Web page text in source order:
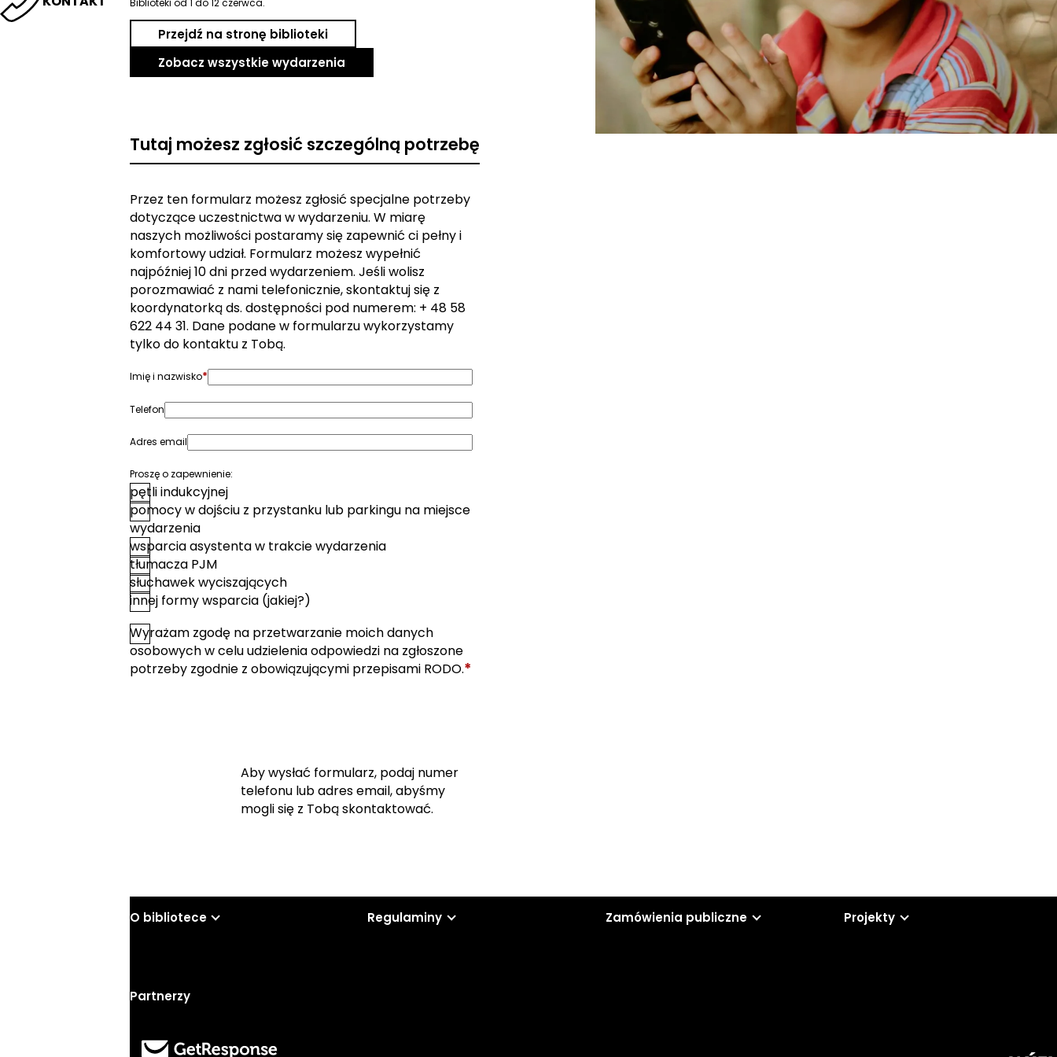
Biblioteki od 1 do 12 czerwca.
Przejdź na stronę biblioteki
Zobacz wszystkie wydarzenia
Tutaj możesz zgłosić szczególną potrzebę
Przez ten formularz możesz zgłosić specjalne potrzeby
dotyczące uczestnictwa w wydarzeniu. W miarę
naszych możliwości postaramy się zapewnić ci pełny i
komfortowy udział. Formularz możesz wypełnić
najpóźniej 10 dni przed wydarzeniem. Jeśli wolisz
porozmawiać z nami telefonicznie, skontaktuj się z
koordynatorką ds. dostępności pod numerem: + 48 58
622 44 31. Dane podane w formularzu wykorzystamy
tylko do kontaktu z Tobą.
Imię i nazwisko*
Telefon
Adres email
Proszę o zapewnienie:
pętli indukcyjnej
pomocy w dojściu z przystanku lub parkingu na miejsce
wydarzenia
wsparcia asystenta w trakcie wydarzenia
tłumacza PJM
słuchawek wyciszających
innej formy wsparcia (jakiej?)
Zgoda*
Wyrażam zgodę na przetwarzanie moich danych
osobowych w celu udzielenia odpowiedzi na zgłoszone
potrzeby zgodnie z obowiązującymi przepisami RODO.*
Aby wysłać formularz, podaj numer
telefonu lub adres email, abyśmy
mogli się z Tobą skontaktować.
O bibliotece Regulaminy Zamówienia publiczne Projekty
Partnerzy